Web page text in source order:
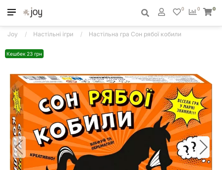
0
0 0
Joy Настільні ігри Настільна гра Сон рябої кобили
Кешбек 23 грн